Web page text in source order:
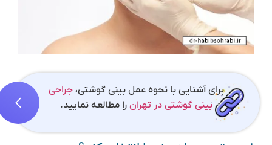
برای آشنایی با نحوه عمل بینی گوشتی،جراحی
بینی گوشتی در تهرانرا مطالعه نمایید.